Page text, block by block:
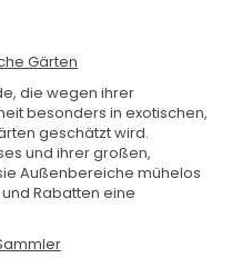
Gärten
die wegen ihrer
besonders in exotischen,
geschätzt wird.
und ihrer großen,
Außenbereiche mühelos
Rabatten eine